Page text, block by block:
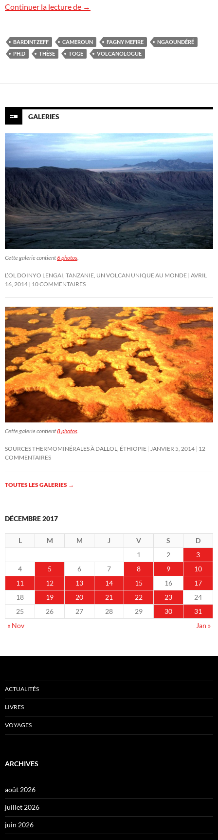
Continuer la lecture de Jury de thèse à Ngaoundéré
→
BARDINTZEFF CAMEROUN FAGNY MEFIRE
NGAOUNDÉRÉ
PH.D
THÈSE TOGE VOLCANOLOGUE
GALERIES
Cette galerie contient6 photos.
L’OL DOINYO LENGAI, TANZANIE, UN VOLCAN UNIQUE AU MONDE AVRIL
16, 2014 10 COMMENTAIRES
Cette galerie contient8 photos.
SOURCES THERMOMINÉRALES À DALLOL, ÉTHIOPIE JANVIER 5, 2014 12
COMMENTAIRES
TOUTES LES GALERIES →
DÉCEMBRE 2017
L M M J V S
D
1
2
3
4
5 6 7 8 9
10
11
12 13 14 15 16
17
18
19 20 21 22 23
24
25
26 27 28 29 30
31
« Nov
Jan »
ACTUALITÉS
LIVRES
VOYAGES
ARCHIVES
août 2026
juillet 2026
juin 2026